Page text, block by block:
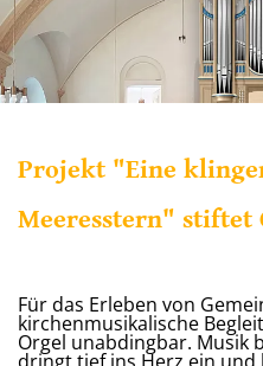
Projekt "Eine
Meeresstern" stiftet
Für das Erleben von
kirchenmusikalische
Orgel unabdingbar. Musik